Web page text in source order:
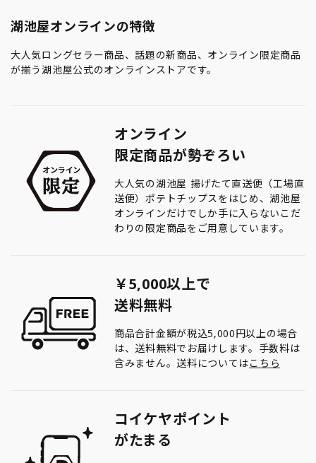
湖池屋オンラインの特徴
大人気ロングセラー商品、話題の新商品、オンライン限定商品
が揃う湖池屋公式のオンラインストアです。
オンライン
限定商品が勢ぞろい
大人気の湖池屋 揚げたて直送便（工場直
送便）ポテトチップスをはじめ、湖池屋
オンラインだけでしか手に入らないこだ
わりの限定商品をご用意しています。
￥5,000以上で
送料無料
商品合計金額が税込5,000円以上の場合
は、送料無料でお届けします。手数料は
含みません。送料についてはこちら
コイケヤポイント
がたまる